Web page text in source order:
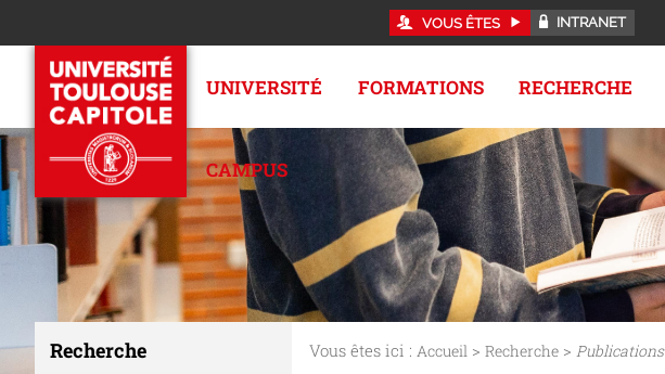
VOUS ÊTES INTRANET
UNIVERSITÉ FORMATIONS RECHERCHE
CAMPUS
Vous êtes ici : Accueil> Recherche> Publications
Recherche